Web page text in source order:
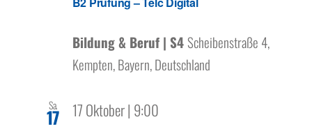
Bildung & Beruf | S4 Scheibenstraße 4,
Kempten, Bayern, Deutschland
Sa.
17 17 Oktober | 9:00